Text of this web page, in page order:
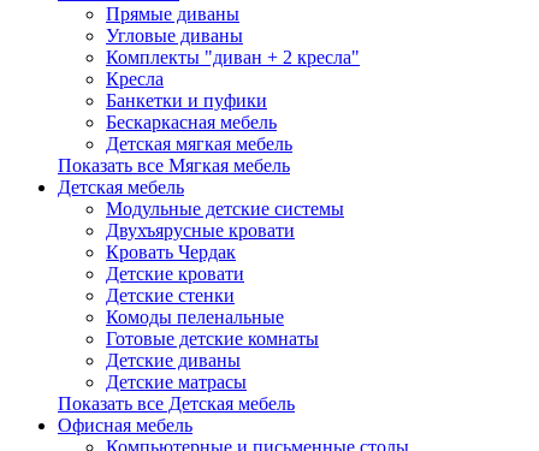
Прямые диваны
Угловые диваны
Комплекты "диван + 2 кресла"
Кресла
Банкетки и пуфики
Бескаркасная мебель
Детская мягкая мебель
Показать все Мягкая мебель
Детская мебель
Модульные детские системы
Двухъярусные кровати
Кровать Чердак
Детские кровати
Детские стенки
Комоды пеленальные
Готовые детские комнаты
Детские диваны
Детские матрасы
Показать все Детская мебель
Офисная мебель
Компьютерные и письменные столы